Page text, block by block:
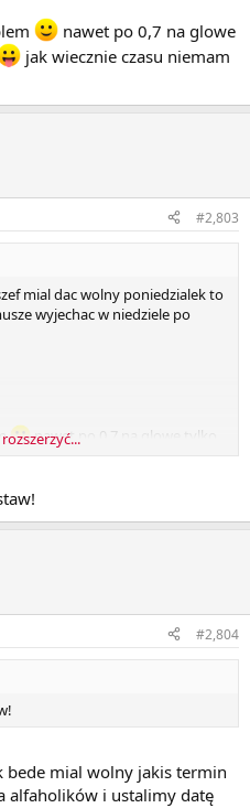
nawet po 0,7 na glowe
jak wiecznie czasu niemam
#2,803
mial dac wolny poniedzialek to
wyjechac w niedziele po
nawet po 0,7 na glowe tylko
czasu niemam
#2,804
bede mial wolny jakis termin
alfaholików i ustalimy datę